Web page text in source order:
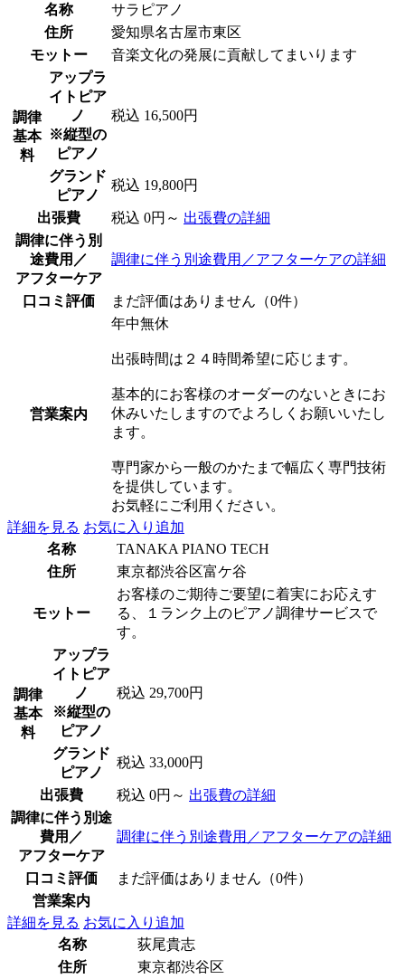
名称
サラピアノ
住所
愛知県名古屋市東区
モットー
音楽文化の発展に貢献してまいります
調律
基本
料
アップラ
イトピア
ノ
※縦型の
ピアノ
税込 16,500円
グランド
ピアノ
税込 19,800円
出張費 税込 0円～ 出張費の詳細
調律に伴う別
途費用／
アフターケア
調律に伴う別途費用／アフターケアの詳細
口コミ評価 まだ評価はありません（0件）
営業案内
年中無休
出張時間は２４時間希望に応じます。
基本的にお客様のオーダーのないときにお
休みいたしますのでよろしくお願いいたし
ます。
専門家から一般のかたまで幅広く専門技術
を提供しています。
お気軽にご利用ください。
詳細を見る お気に入り追加
名称
TANAKA PIANO TECH
住所
東京都渋谷区富ケ谷
モットー
お客様のご期待ご要望に着実にお応えす
る、１ランク上のピアノ調律サービスで
す。
調律
基本
料
アップラ
イトピア
ノ
※縦型の
ピアノ
税込 29,700円
グランド
ピアノ
税込 33,000円
出張費 税込 0円～ 出張費の詳細
調律に伴う別途
費用／
アフターケア
調律に伴う別途費用／アフターケアの詳細
口コミ評価
まだ評価はありません（0件）
営業案内
詳細を見る お気に入り追加
名称
荻尾貴志
住所
東京都渋谷区